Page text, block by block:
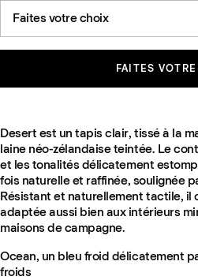
Faites votre choix
FAITES
Desert est un tapis clair, tissé à la
laine néo-zélandaise teintée. Le
et les tonalités délicatement
fois naturelle et raffinée, soulignée
Résistant et naturellement tactile, il
adaptée aussi bien aux intérieurs
maisons de campagne.
Ocean, un bleu froid délicatement
froids